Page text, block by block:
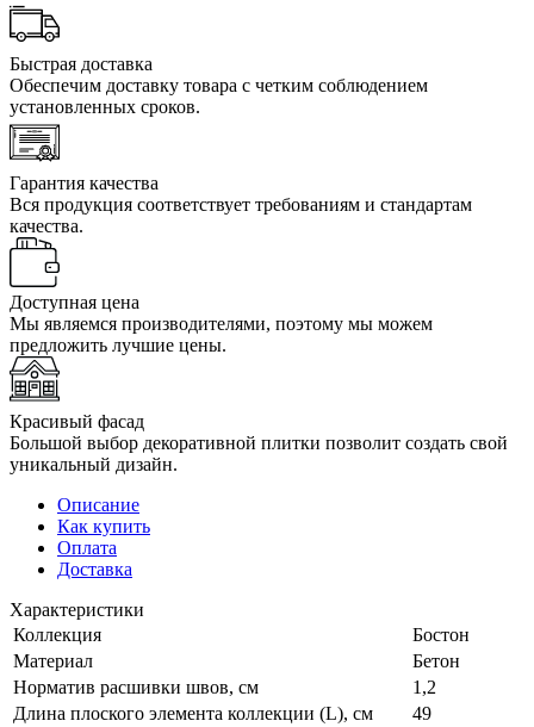
Быстрая доставка
Обеспечим доставку товара с четким соблюдением
установленных сроков.
Гарантия качества
Вся продукция соответствует требованиям и стандартам
качества.
Доступная цена
Мы являемся производителями, поэтому мы можем
предложить лучшие цены.
Красивый фасад
Большой выбор декоративной плитки позволит создать свой
уникальный дизайн.
Описание
Как купить
Оплата
Доставка
Характеристики
Коллекция
Бостон
Материал
Бетон
Норматив расшивки швов, см
1,2
Длина плоского элемента коллекции (L), см
49